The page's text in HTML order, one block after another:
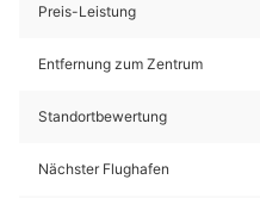
Preis-Leistung
Entfernung zum Zentrum
Standortbewertung
Nächster Flughafen